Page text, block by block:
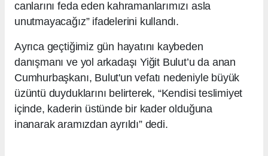
canlarını feda eden kahramanlarımızı asla
unutmayacağız” ifadelerini kullandı.
Ayrıca geçtiğimiz gün hayatını kaybeden
danışmanı ve yol arkadaşı Yiğit Bulut’u da anan
Cumhurbaşkanı, Bulut'un vefatı nedeniyle büyük
üzüntü duyduklarını belirterek, “Kendisi teslimiyet
içinde, kaderin üstünde bir kader olduğuna
inanarak aramızdan ayrıldı” dedi.